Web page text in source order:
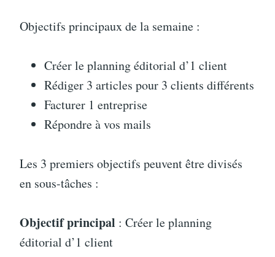
Objectifs principaux de la semaine :
Créer le planning éditorial d’1 client
Rédiger 3 articles pour 3 clients différents
Facturer 1 entreprise
Répondre à vos mails
Les 3 premiers objectifs peuvent être divisés
en sous-tâches :
Objectif principal : Créer le planning
éditorial d’1 client